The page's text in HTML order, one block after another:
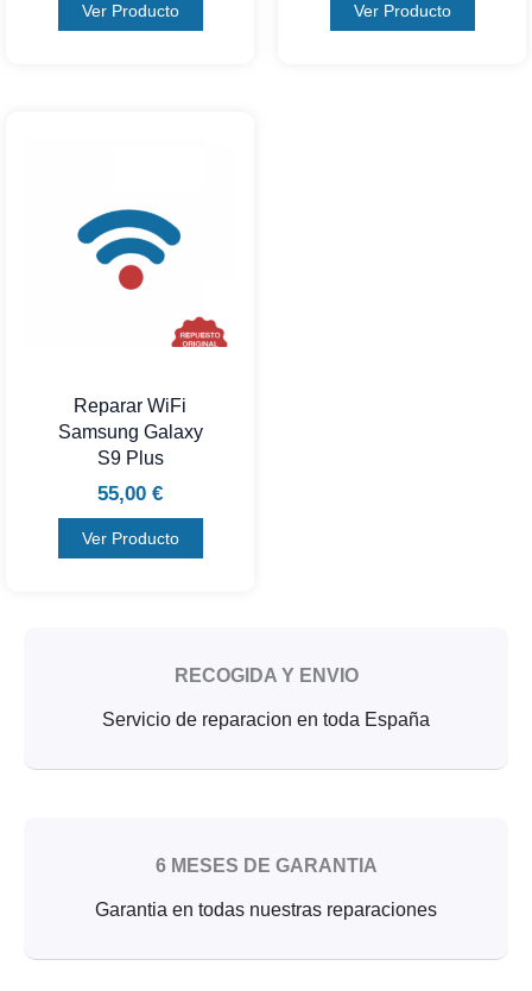
Ver Producto Ver Producto
Reparar WiFi
Samsung Galaxy
S9 Plus
55,00 €
Ver Producto
RECOGIDA Y ENVIO
Servicio de reparacion en toda España
6 MESES DE GARANTIA
Garantia en todas nuestras reparaciones